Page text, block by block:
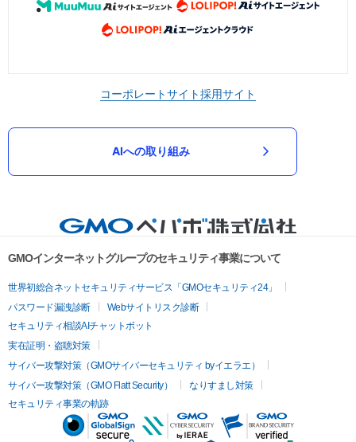
コーポレートサイト採用サイト
AIへの取り組み
GMOインターネットグループのセキュリティ事業について
世界初総合ネットセキュリティサービス「GMOセキュリティ24」
パスワード漏洩診断
Webサイトリスク診断
セキュリティ相談AIチャットボット
実在証明・盗聴対策
サイバー攻撃対策（GMOサイバーセキュリティ byイエラエ）
サイバー攻撃対策（GMO Flatt Security）
なりすまし対策
セキュリティ事業の軌跡